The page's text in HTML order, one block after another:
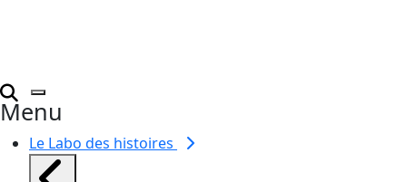
Menu
Le Labo des histoires